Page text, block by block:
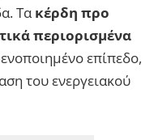
Τακέρδη προ
περιορισμένα
επίπεδο,
του ενεργειακού